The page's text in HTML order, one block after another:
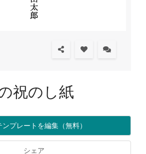
祝のし紙
ンプレートを編集（無料）
シェア